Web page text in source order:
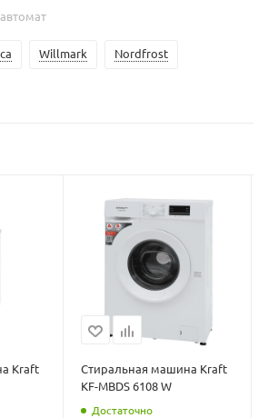
Willmark Nordfrost
Kraft
Стиральная машина Kraft
KF-MBDS 6108 W
Достаточно